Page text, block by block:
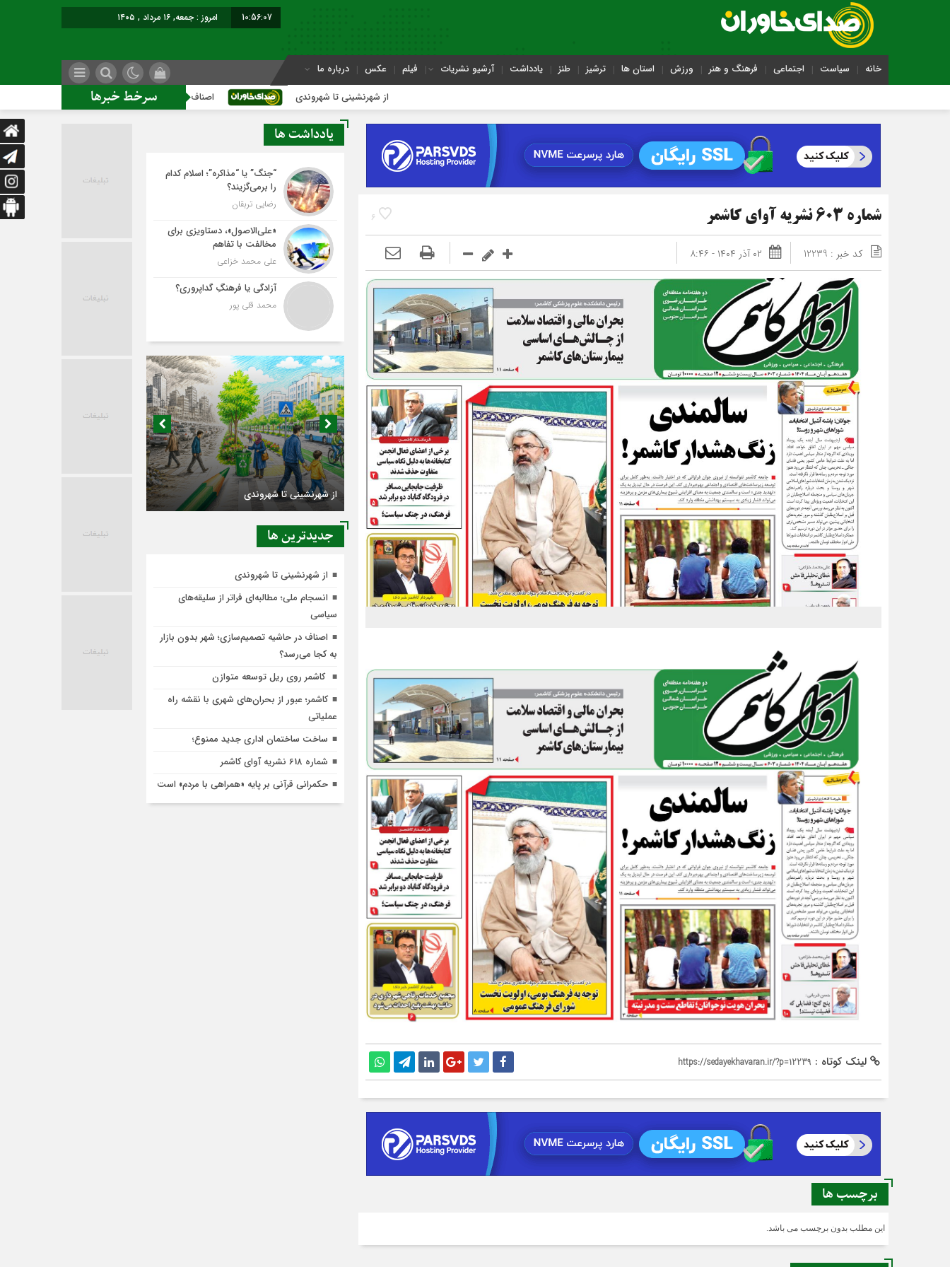
10:56:08 امروز : جمعه, ۱۶ مرداد , ۱۴۰۵
خانه سیاست اجتماعی فرهنگ و هنر ورزش استان ها ترشیز طنز یادداشت آرشیو نشریات فیلم عکس درباره ما
سرخط خبرها از شهرنشینی تا شهروندی اصناف در حاشیه تصمیم‌سازی؛ شهر بدون بازار به کجا می‌رسد؟
6 شماره 603 نشریه آوای کاشمر
کد خبر : 12239 ۰۲ آذر ۱۴۰۴ - ۸:۴۶
لینک کوتاه : https://sedayekhavaran.ir/?p=12239
برچسب ها
این مطلب بدون برچسب می باشد.
یادداشت ها
“جنگ” یا “مذاکره”؛ اسلام کدام
را برمی‌گزیند؟
رضایی تربقان
«علی‌الاصول»، دستاویزی برای
مخالفت با تفاهم
علی محمد خزاعی
آزادگی یا فرهنگِ گداپروری؟
محمد قلی پور
از شهرنشینی تا شهروندی
اصناف در حاشیه تصمیم‌سازی؛ شهر بدون بازار به
کجا می‌رسد؟
جديدترين ها
از شهرنشینی تا شهروندی
انسجام ملی؛ مطالبه‌ای فراتر از سلیقه‌های
سیاسی
اصناف در حاشیه تصمیم‌سازی؛ شهر بدون بازار
به کجا می‌رسد؟
کاشمر روی ریل توسعه متوازن
کاشمر؛ عبور از بحران‌های شهری با نقشه راه
عملیاتی
ساخت ساختمان اداری جدید ممنوع؛
شماره 618 نشریه آوای کاشمر
حکمرانی قرآنی بر پایه «همراهی با مردم» است